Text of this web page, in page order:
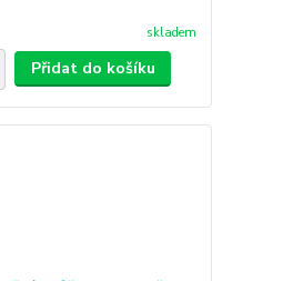
skladem
Přidat do košíku